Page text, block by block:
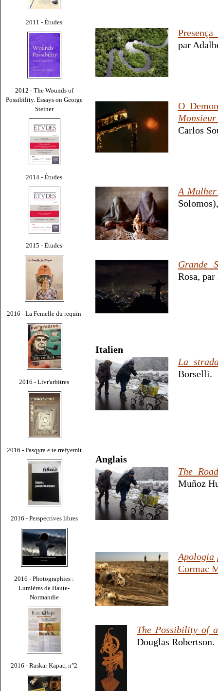
2011 - Études
2012 - The Wounds of
Possibility. Essays on George
Steiner
2014 - Études
2015 - Études
2016 - La Femelle du requin
2016 - Livr'arbitres
2016 - Pasqyra e te rrefyemit
2016 - Perspectives libres
2016 - Photographies :
Lumières de Haute-
Normandie
2016 - Raskar Kapac, n°2
par
O
Carlos
A Mulher
Grande
Rosa,
Italien
La
Borselli.
Anglais
The Road
Muñoz
Apologia
Cormac
The Possibility of
Douglas Robertson.